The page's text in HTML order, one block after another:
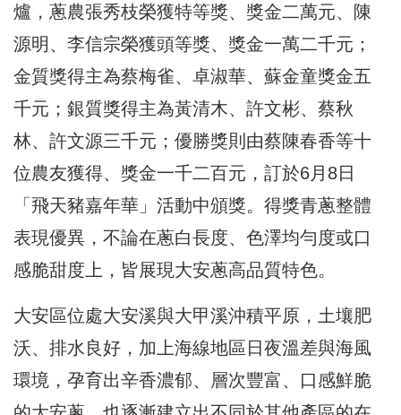
爐，蔥農張秀枝榮獲特等獎、獎金二萬元、陳
源明、李信宗榮獲頭等獎、獎金一萬二千元；
金質獎得主為蔡梅雀、卓淑華、蘇金童獎金五
千元；銀質獎得主為黃清木、許文彬、蔡秋
林、許文源三千元；優勝獎則由蔡陳春香等十
位農友獲得、獎金一千二百元，訂於6月8日
「飛天豬嘉年華」活動中頒獎。得獎青蔥整體
表現優異，不論在蔥白長度、色澤均勻度或口
感脆甜度上，皆展現大安蔥高品質特色。
大安區位處大安溪與大甲溪沖積平原，土壤肥
沃、排水良好，加上海線地區日夜溫差與海風
環境，孕育出辛香濃郁、層次豐富、口感鮮脆